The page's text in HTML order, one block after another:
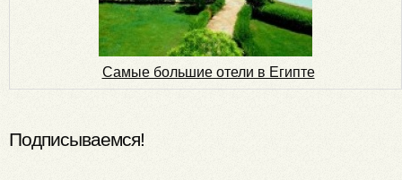
Самые большие отели в Египте
Подписываемся!